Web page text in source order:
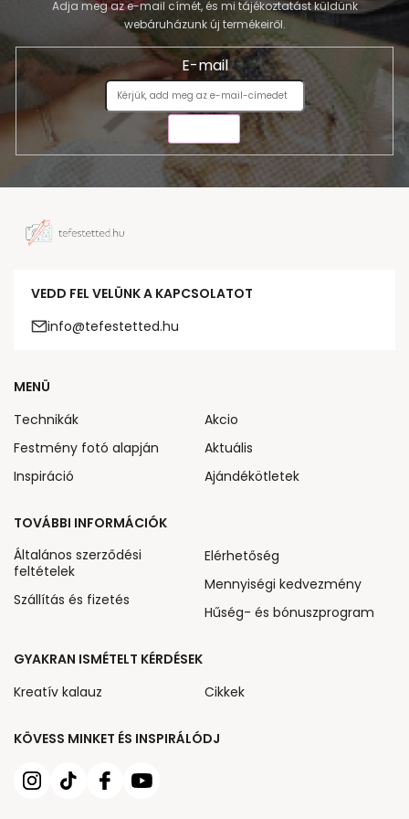
Adja meg az e-mail címét, és mi tájékoztatást küldünk
webáruházunk új termékeiről.
E-mail
VEDD FEL VELÜNK A KAPCSOLATOT
info@tefestetted.hu
KÖVESS MINKET ÉS INSPIRÁLÓDJ
MENÜ
Technikák
Festmény fotó alapján
Inspiráció
Akcio
Aktuális
Ajándékötletek
TOVÁBBI INFORMÁCIÓK
Általános szerződési
feltételek
Szállítás és fizetés
Elérhetőség
Mennyiségi kedvezmény
Hűség- és bónuszprogram
GYAKRAN ISMÉTELT KÉRDÉSEK
Kreatív kalauz
Cikkek